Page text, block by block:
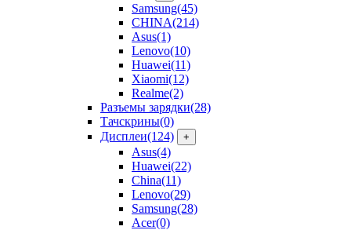
Samsung(45)
CHINA(214)
Asus(1)
Lenovo(10)
Huawei(11)
Xiaomi(12)
Realme(2)
Разъемы зарядки(28)
Тачскрины(0)
Дисплеи(124) +
Asus(4)
Huawei(22)
China(11)
Lenovo(29)
Samsung(28)
Acer(0)